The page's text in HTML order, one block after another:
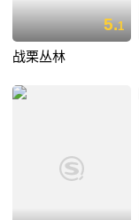
5.1
战栗丛林